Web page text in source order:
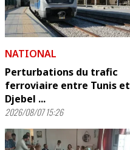
NATIONAL
Perturbations du trafic
ferroviaire entre Tunis et
Djebel ...
2026/08/07 15:26